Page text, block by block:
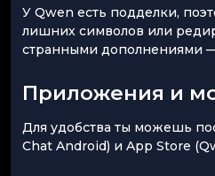
У Qwen есть подделки,
лишних символов или
странными дополнениями
Приложения и
Для удобства ты можешь
Chat Android) и App Store